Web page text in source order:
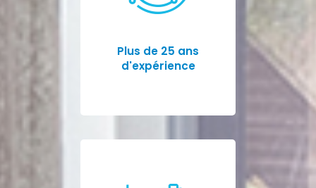
Plus de 25 ans
d'expérience